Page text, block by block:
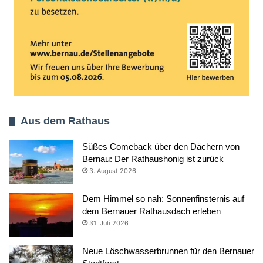
Aus dem Rathaus
Süßes Comeback über den Dächern von
Bernau: Der Rathaushonig ist zurück
3. August 2026
Dem Himmel so nah: Sonnenfinsternis auf
dem Bernauer Rathausdach erleben
31. Juli 2026
Neue Löschwasserbrunnen für den Bernauer